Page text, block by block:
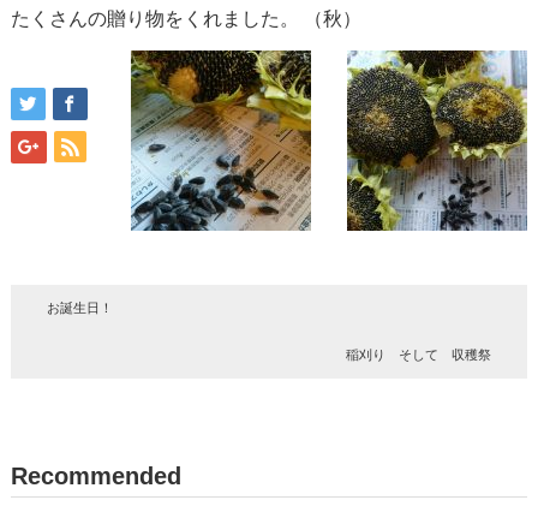
たくさんの贈り物をくれました。 （秋）
お誕生日！
稲刈り そして 収穫祭
Recommended